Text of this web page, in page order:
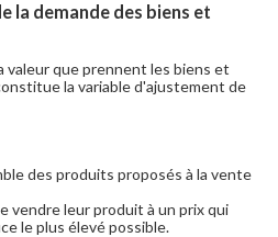
la demande des biens et
valeur que prennent les biens et
la variable d'ajustement de
des produits proposés à la vente
vendre leur produit à un prix qui
le plus élevé possible.